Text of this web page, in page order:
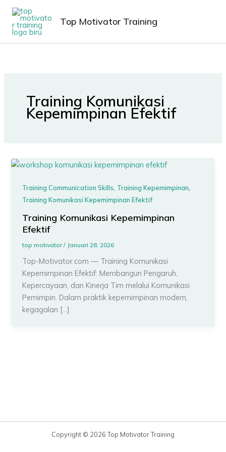
Lewati
konten
Top Motivator Training
Training Komunikasi
Kepemimpinan Efektif
Training Communication Skills, Training Kepemimpinan,
Training Komunikasi Kepemimpinan Efektif
Training Komunikasi Kepemimpinan
Efektif
top motivator/ Januari 28, 2026
Top-Motivator.com — Training Komunikasi
Kepemimpinan Efektif: Membangun Pengaruh,
Kepercayaan, dan Kinerja Tim melalui Komunikasi
Pemimpin. Dalam praktik kepemimpinan modern,
kegagalan […]
Copyright © 2026 Top Motivator Training